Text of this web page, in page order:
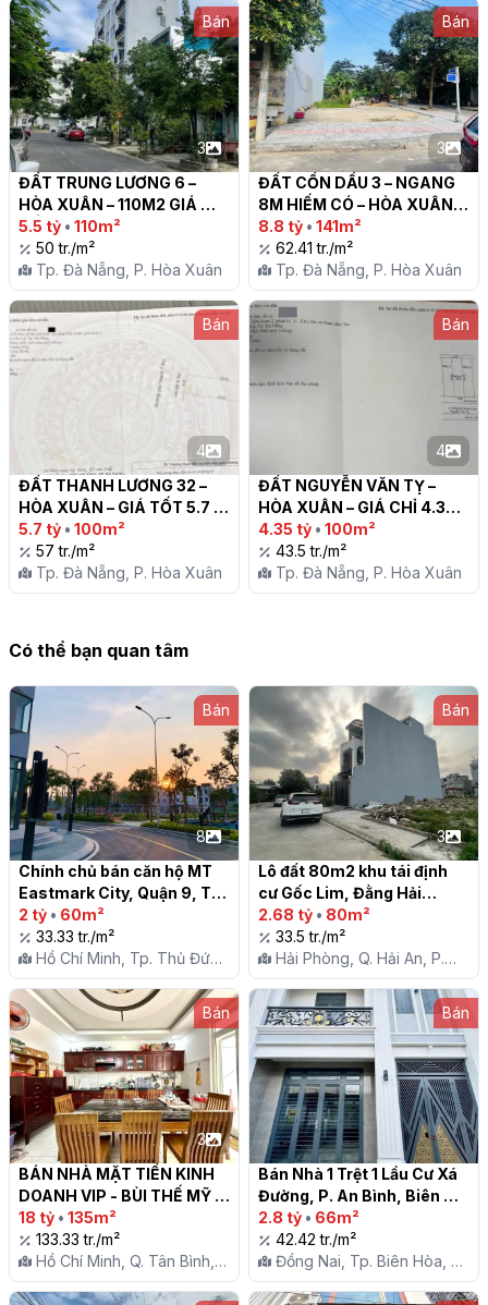
Bán
3
ĐẤT TRUNG LƯƠNG 6 –
HÒA XUÂN – 110M2 GIÁ
TỐT!
5.5 tỷ • 110m²
50 tr./m²
Tp. Đà Nẵng, P. Hòa Xuân
Bán
3
ĐẤT CỒN DẦU 3 – NGANG
8M HIẾM CÓ – HÒA XUÂN!
8.8 tỷ • 141m²
62.41 tr./m²
Tp. Đà Nẵng, P. Hòa Xuân
Bán
4
ĐẤT THANH LƯƠNG 32 –
HÒA XUÂN – GIÁ TỐT 5.7
TỶ!
5.7 tỷ • 100m²
57 tr./m²
Tp. Đà Nẵng, P. Hòa Xuân
Bán
4
ĐẤT NGUYỄN VĂN TỴ –
HÒA XUÂN – GIÁ CHỈ 4.35
TỶ!
4.35 tỷ • 100m²
43.5 tr./m²
Tp. Đà Nẵng, P. Hòa Xuân
Có thể bạn quan tâm
Bán
8
Chính chủ bán căn hộ MT
Eastmark City, Quận 9, TP
Thủ Đức – Kinh doanh tốt,
giá hấp dẫn chỉ 2 tỷ
2 tỷ • 60m²
33.33 tr./m²
Hồ Chí Minh, Tp. Thủ Đức,
P. Long Trường
Bán
3
Lô đất 80m2 khu tái định
cư Gốc Lim, Đằng Hải
2.68 tỷ • 80m²
33.5 tr./m²
Hải Phòng, Q. Hải An, P.
Đằng Hải
Bán
3
BÁN NHÀ MẶT TIỀN KINH
DOANH VIP - BÙI THẾ MỸ -
P10, TÂN BÌNH - CHỈ 18 TỶ
18 tỷ • 135m²
133.33 tr./m²
Hồ Chí Minh, Q. Tân Bình,
P. 10
Bán
Bán Nhà 1 Trệt 1 Lầu Cư Xá
Đường, P. An Bình, Biên
Hoà
2.8 tỷ • 66m²
42.42 tr./m²
Đồng Nai, Tp. Biên Hòa, P.
An Bình